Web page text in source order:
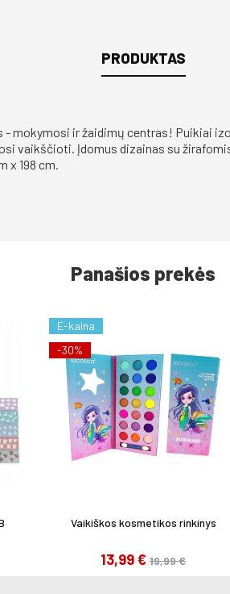
PRODUKTAS
mokymosi ir žaidimų centras! Puikiai
vaikščioti. Įdomus dizainas su
x 198 cm.
Panašios prekės
E-kaina
-30%
Vaikiškos kosmetikos rinkinys
13,99 € 19,99 €